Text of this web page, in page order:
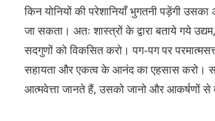
किन योनियों की परेशानियाँ भुगतनी पड़ेंगी उसका
जा सकता। अतः शास्त्रों के द्वारा बताये गये
सदगुणों को विकसित करो। पग-पग पर
सहायता और एकत्व के आनंद का एहसास करो।
आत्मवेत्ता जानते हैं, उसको जानो और आकर्षणों से